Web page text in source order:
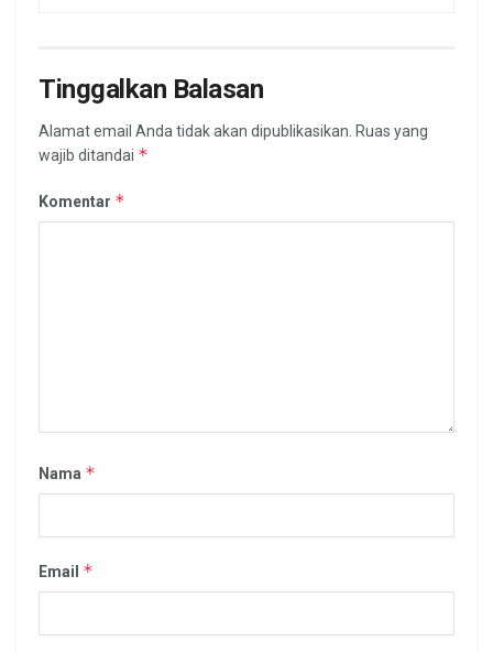
Tinggalkan Balasan
Alamat email Anda tidak akan dipublikasikan. Ruas yang
wajib ditandai *
Komentar *
Nama *
Email *